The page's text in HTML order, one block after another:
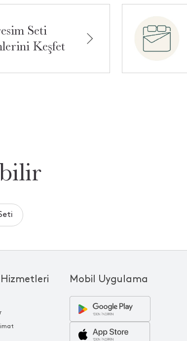
Seti
Keşfet
Mobil Uygulama